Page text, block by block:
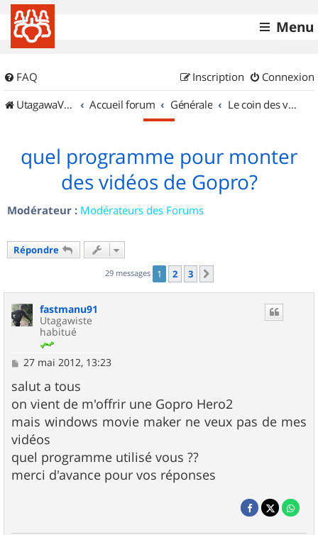
Menu
FAQ Connexion
Inscription
UtagawaVTT (Randos VTT et VTTAE avec traces GPS)
Accueil forum Générale Le coin des vidéastes
quel programme pour monter
des vidéos de Gopro?
Modérateur : Modérateurs des Forums
Répondre
29 messages 1 2 3
fastmanu91
Utagawiste
habitué
M
s
s
a
g
e
27 mai 2012, 13:23
salut a tous
on vient de m'offrir une Gopro Hero2
mais windows movie maker ne veux pas de mes
vidéos
quel programme utilisé vous ??
merci d'avance pour vos réponses